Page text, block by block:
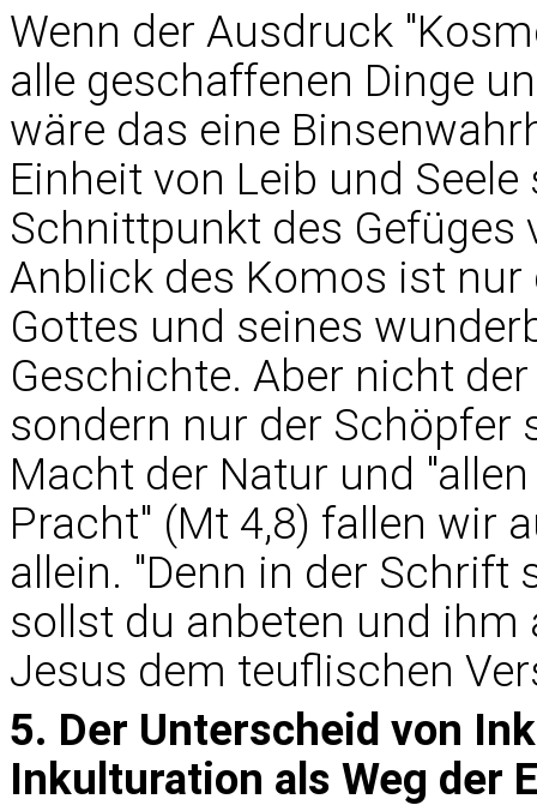
Wenn der Ausdruck
alle geschaffenen Dinge
wäre das eine
Einheit von Leib und
Schnittpunkt des Gefüges
Anblick des Komos ist
Gottes und seines
Geschichte. Aber nicht
sondern nur der Schöpfer
Macht der Natur und
Pracht" (Mt 4,8) fallen wir
allein. "Denn in der Schrift
sollst du anbeten und ihm
Jesus dem teuflischen
5. Der Unterscheid von
Inkulturation als Weg der